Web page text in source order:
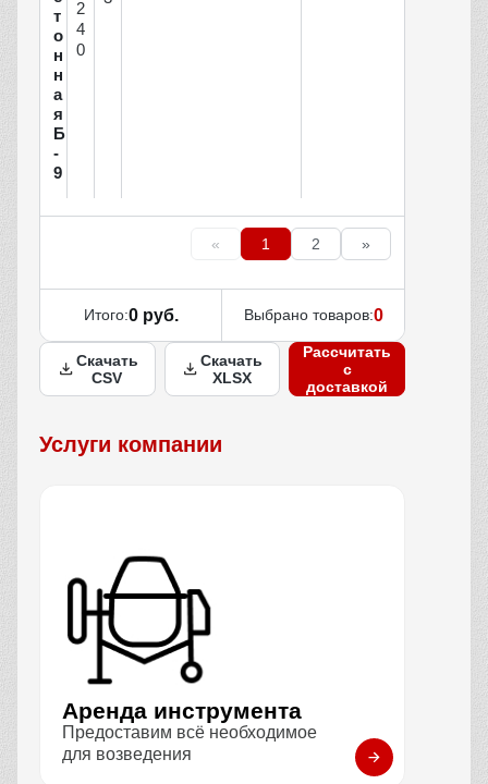
т
о
н
н
а
я
Б
-
9
2
4
0
« 1 2 »
Итого:0 руб. Выбрано товаров:0
Скачать
CSV
Скачать
XLSX
Рассчитать
с
доставкой
Услуги компании
Аренда инструмента
Предоставим всё необходимое
для возведения